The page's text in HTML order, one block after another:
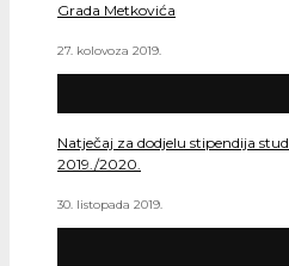
Grada Metkovića
27. kolovoza 2019.
Natječaj za dodjelu stipendija
2019./2020.
30. listopada 2019.